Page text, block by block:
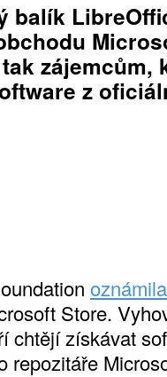
balík
zájemcům,
z
oznámila
Store.
chtějí získávat
repozitáře